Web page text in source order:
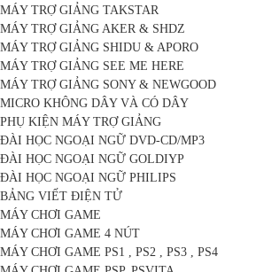
MÁY TRỢ GIẢNG TAKSTAR
MÁY TRỢ GIẢNG AKER & SHDZ
MÁY TRỢ GIẢNG SHIDU & APORO
MÁY TRỢ GIẢNG SEE ME HERE
MÁY TRỢ GIẢNG SONY & NEWGOOD
MICRO KHÔNG DÂY VÀ CÓ DÂY
PHỤ KIỆN MÁY TRỢ GIẢNG
ĐÀI HỌC NGOẠI NGỮ DVD-CD/MP3
ĐÀI HỌC NGOẠI NGỮ GOLDIYP
ĐÀI HỌC NGOẠI NGỮ PHILIPS
BẢNG VIẾT ĐIỆN TỬ
MÁY CHƠI GAME
MÁY CHƠI GAME 4 NÚT
MÁY CHƠI GAME PS1 , PS2 , PS3 , PS4